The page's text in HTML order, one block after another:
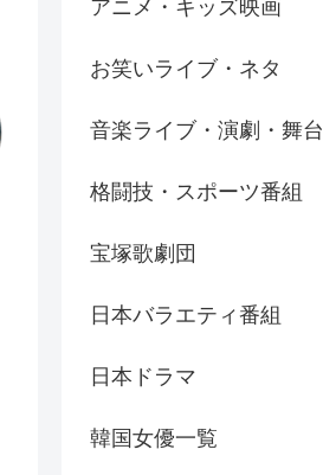
アニメ・キッズ映画
お笑いライブ・ネタ
音楽ライブ・演劇・舞台
格闘技・スポーツ番組
宝塚歌劇団
日本バラエティ番組
日本ドラマ
韓国女優一覧